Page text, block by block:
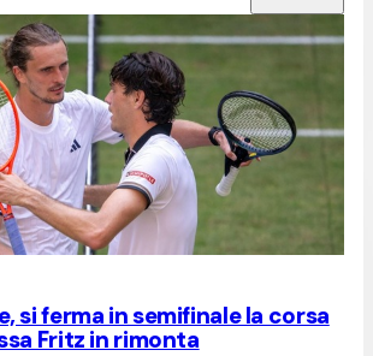
si ferma in semifinale la corsa
Fritz in rimonta